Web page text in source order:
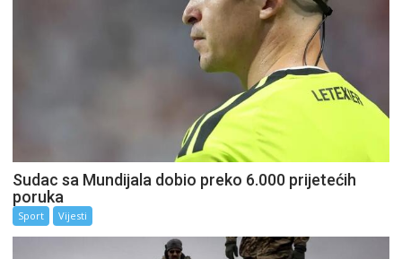
Sudac sa Mundijala dobio preko 6.000 prijetećih
poruka
Sport Vijesti